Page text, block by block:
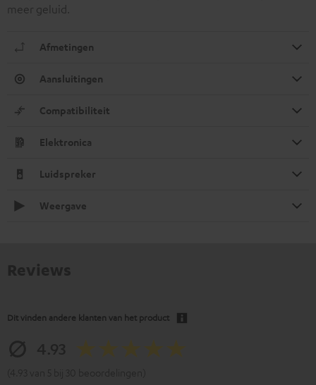
meer geluid.
Afmetingen
Aansluitingen
Compatibiliteit
Elektronica
Luidspreker
Weergave
Dit vinden andere klanten van het product